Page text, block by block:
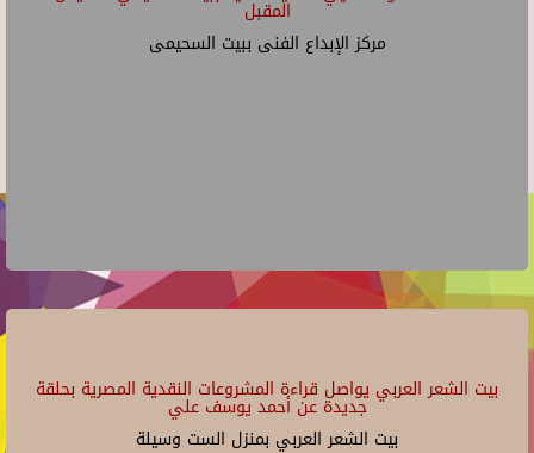
المقبل
مركز الإبداع الفنى ببيت السحيمى
بيت الشعر العربي يواصل قراءة المشروعات النقدية المصرية بحلقة
جديدة عن أحمد يوسف علي
بيت الشعر العربي بمنزل الست وسيلة